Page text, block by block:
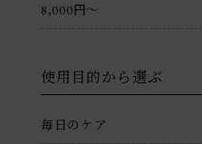
8,000円〜
使用目的から選ぶ
毎日のケア